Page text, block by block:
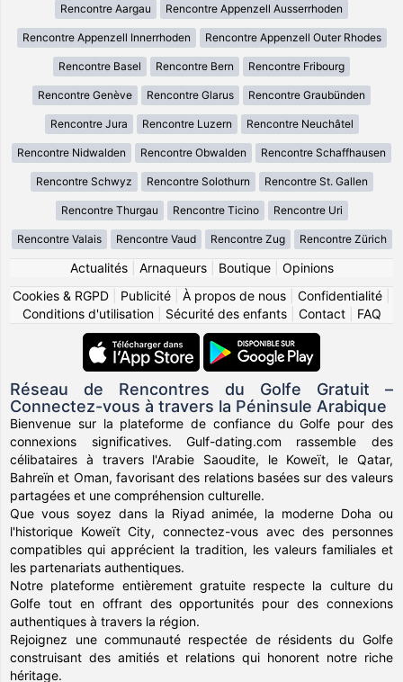
Rencontre Aargau Rencontre Appenzell Ausserrhoden
Rencontre Appenzell Innerrhoden Rencontre Appenzell Outer Rhodes
Rencontre Basel Rencontre Bern Rencontre Fribourg
Rencontre Genève Rencontre Glarus Rencontre Graubünden
Rencontre Jura Rencontre Luzern Rencontre Neuchâtel
Rencontre Nidwalden Rencontre Obwalden Rencontre Schaffhausen
Rencontre Schwyz Rencontre Solothurn Rencontre St. Gallen
Rencontre Thurgau Rencontre Ticino Rencontre Uri
Rencontre Valais Rencontre Vaud Rencontre Zug Rencontre Zürich
Actualités| Arnaqueurs| Boutique| Opinions
Cookies & RGPD
Publicité À propos de nous Confidentialité
Conditions d'utilisation| Sécurité des enfants| Contact| FAQ
Réseau de Rencontres du Golfe Gratuit –
Connectez-vous à travers la Péninsule Arabique
Bienvenue sur la plateforme de confiance du Golfe pour des
connexions significatives. Gulf-dating.com rassemble des
célibataires à travers l'Arabie Saoudite, le Koweït, le Qatar,
Bahreïn et Oman, favorisant des relations basées sur des valeurs
partagées et une compréhension culturelle.
Que vous soyez dans la Riyad animée, la moderne Doha ou
l'historique Koweït City, connectez-vous avec des personnes
compatibles qui apprécient la tradition, les valeurs familiales et
les partenariats authentiques.
Notre plateforme entièrement gratuite respecte la culture du
Golfe tout en offrant des opportunités pour des connexions
authentiques à travers la région.
Rejoignez une communauté respectée de résidents du Golfe
construisant des amitiés et relations qui honorent notre riche
héritage.